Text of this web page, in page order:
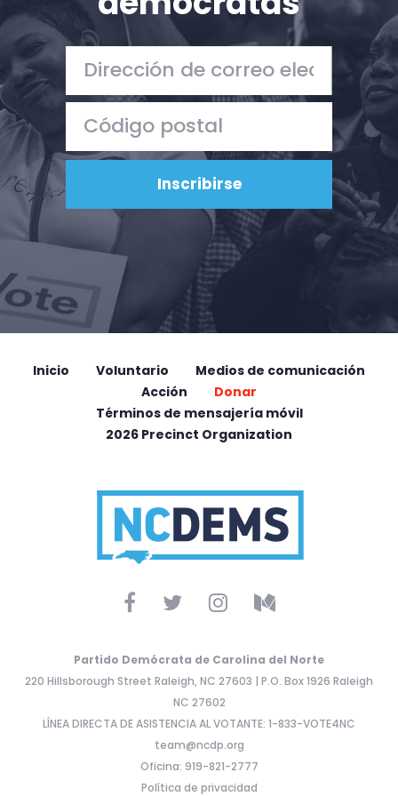
Inicio Voluntario
Medios de comunicación
Acción
Donar
Términos de mensajería móvil
2026 Precinct Organization
Partido Demócrata de Carolina del Norte
220 Hillsborough Street Raleigh, NC 27603 | P.O. Box 1926 Raleigh
NC 27602
LÍNEA DIRECTA DE ASISTENCIA AL VOTANTE: 1-833-VOTE4NC
team@ncdp.org
Oficina: 919-821-2777
Política de privacidad